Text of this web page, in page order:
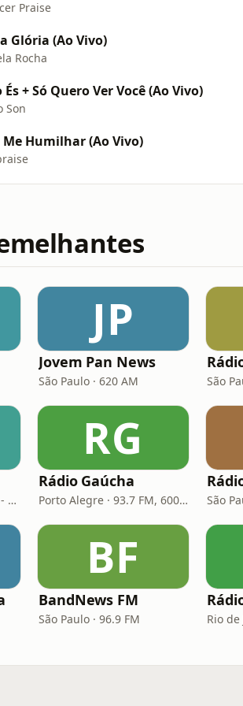
Praise
Glória (Ao Vivo)
Rocha
+ Só Quero Ver Você (Ao Vivo)
Son
Me Humilhar (Ao Vivo)
JP
Jovem Pan News
São Paulo · 620 AM São
Belo Horizonte · 95.7 FM - 610 AM
RG
Rádio Gaúcha
Porto Alegre · 93.7 FM, 600 AM São
BF
BandNews FM
São Paulo · 96.9 FM Rio de